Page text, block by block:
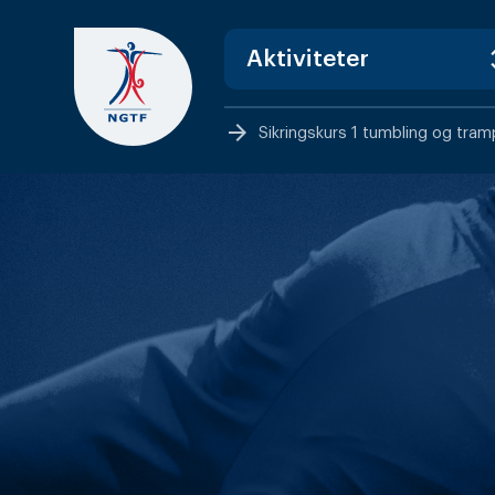
content
arrow_forward Sikringskurs 1 tumbling og